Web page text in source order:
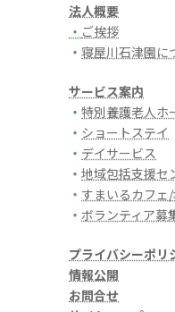
法人概要
・ ご挨拶
・ 寝屋川石津園に
サービス案内
・ 特別養護老人ホ
・ ショートステイ
・ デイサービス
・ 地域包括支援セ
・ すまいるカフェ
・ ボランティア募
プライバシーポリ
情報公開
お問合せ